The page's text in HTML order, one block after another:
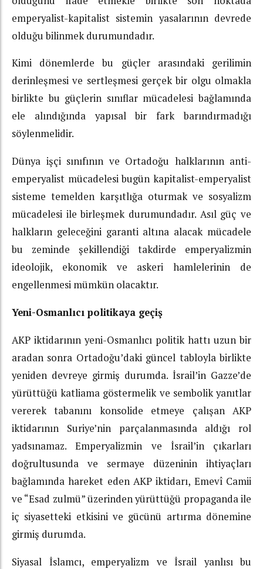
emperyalist-kapitalist sistemin yasalarının devrede
olduğu bilinmek durumundadır.
Kimi dönemlerde bu güçler arasındaki gerilimin
derinleşmesi ve sertleşmesi gerçek bir olgu olmakla
birlikte bu güçlerin sınıflar mücadelesi bağlamında
ele alındığında yapısal bir fark barındırmadığı
söylenmelidir.
Dünya işçi sınıfının ve Ortadoğu halklarının anti-
emperyalist mücadelesi bugün kapitalist-emperyalist
sisteme temelden karşıtlığa oturmak ve sosyalizm
mücadelesi ile birleşmek durumundadır. Asıl güç ve
halkların geleceğini garanti altına alacak mücadele
bu zeminde şekillendiği takdirde emperyalizmin
ideolojik, ekonomik ve askeri hamlelerinin de
engellenmesi mümkün olacaktır.
Yeni-Osmanlıcı politikaya geçiş
AKP iktidarının yeni-Osmanlıcı politik hattı uzun bir
aradan sonra Ortadoğu’daki güncel tabloyla birlikte
yeniden devreye girmiş durumda. İsrail’in Gazze’de
yürüttüğü katliama göstermelik ve sembolik yanıtlar
vererek tabanını konsolide etmeye çalışan AKP
iktidarının Suriye’nin parçalanmasında aldığı rol
yadsınamaz. Emperyalizmin ve İsrail’in çıkarları
doğrultusunda ve sermaye düzeninin ihtiyaçları
bağlamında hareket eden AKP iktidarı, Emevî Camii
ve “Esad zulmü” üzerinden yürüttüğü propaganda ile
iç siyasetteki etkisini ve gücünü artırma dönemine
girmiş durumda.
Siyasal İslamcı, emperyalizm ve İsrail yanlısı bu